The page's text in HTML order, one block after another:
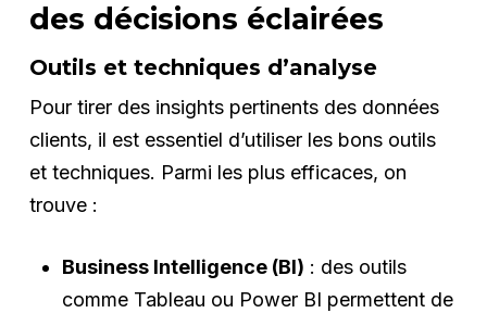
des décisions éclairées
Outils et techniques d’analyse
Pour tirer des insights pertinents des données
clients, il est essentiel d’utiliser les bons outils
et techniques. Parmi les plus efficaces, on
trouve :
Business Intelligence (BI) : des outils
comme Tableau ou Power BI permettent de